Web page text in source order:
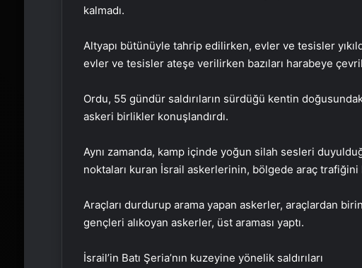
kalmadı.
Altyapı bütünüyle tahrip edilirken, evler ve tesisler
evler ve tesisler ateşe verilirken bazıları harabeye
Ordu, 55 gündür saldırıların sürdüğü kentin
askeri birlikler konuşlandırdı.
Aynı zamanda, kamp içinde yoğun silah sesleri
noktaları kuran İsrail askerlerinin, bölgede araç trafiğini
Araçları durdurup arama yapan askerler, araçlardan
gençleri alıkoyan askerler, üst araması yaptı.
İsrail’in Batı Şeria’nın kuzeyine yönelik saldırıları